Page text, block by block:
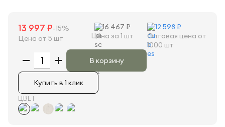
13 997 ₽-15%
Цена от 5 шт
16 467 ₽
Цена за 1 шт
12 598 ₽
Оптовая цена от
1000 шт
В корзину
Купить в 1 клик
ЦВЕТ